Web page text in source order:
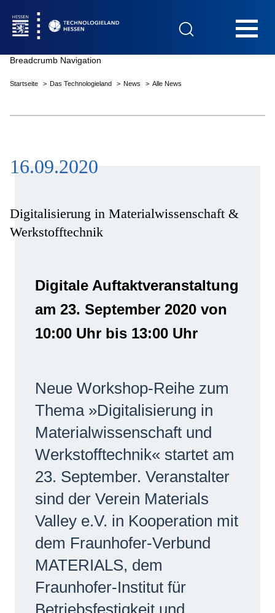
Das Technologieland
Innovationsfelder
Netzwerke
Breadcrumb Navigation
Startseite Das Technologieland News Alle News
16.09.2020
Digitalisierung in Materialwissenschaft &
Werkstofftechnik
Digitale Auftaktveranstaltung
am 23. September 2020 von
10:00 Uhr bis 13:00 Uhr
Neue Workshop-Reihe zum
Thema »Digitalisierung in
Materialwissenschaft und
Werkstofftechnik« startet am
23. September. Veranstalter
sind der Verein Materials
Valley e.V. in Kooperation mit
dem Fraunhofer-Verbund
MATERIALS, dem
Fraunhofer-Institut für